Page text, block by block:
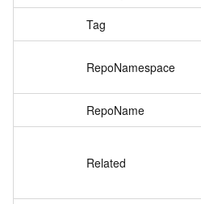
Tag
RepoNamespace
RepoName
Related